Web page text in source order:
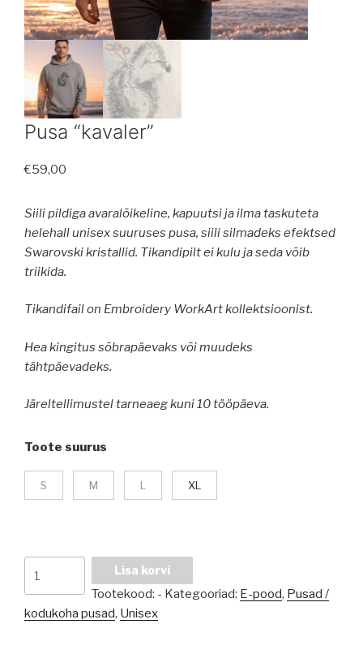
Pusa “kavaler”
€59,00
Siili pildiga avaralõikeline, kapuutsi ja ilma taskuteta
helehall unisex suuruses pusa, siili silmadeks efektsed
Swarovski kristallid. Tikandipilt ei kulu ja seda võib
triikida.
Tikandifail on Embroidery WorkArt kollektsioonist.
Hea kingitus sõbrapäevaks või muudeks
tähtpäevadeks.
Järeltellimustel tarneaeg kuni 10 tööpäeva.
Toote suurus
S M L XL
"kavaler"
Lisa korvi
Tootekood: - Kategooriad: E-pood, Pusad /
kodukoha pusad, Unisex